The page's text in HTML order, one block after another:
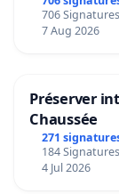
706
7 Aug 2026
Préserver
Chaussée
271
184
4 Jul 2026